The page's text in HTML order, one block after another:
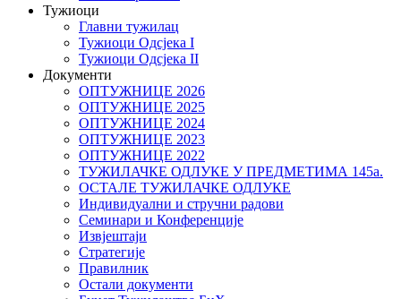
Тужиоци
Главни тужилац
Тужиоци Oдсјекa I
Тужиоци Oдсјекa II
Документи
ОПТУЖНИЦЕ 2026
ОПТУЖНИЦЕ 2025
ОПТУЖНИЦЕ 2024
ОПТУЖНИЦЕ 2023
ОПТУЖНИЦЕ 2022
ТУЖИЛАЧКЕ ОДЛУКЕ У ПРЕДМЕТИМА 145а.
ОСТАЛЕ ТУЖИЛАЧКЕ ОДЛУКЕ
Индивидуални и стручни радови
Семинари и Конференције
Извјештаји
Стратегије
Правилник
Остали документи